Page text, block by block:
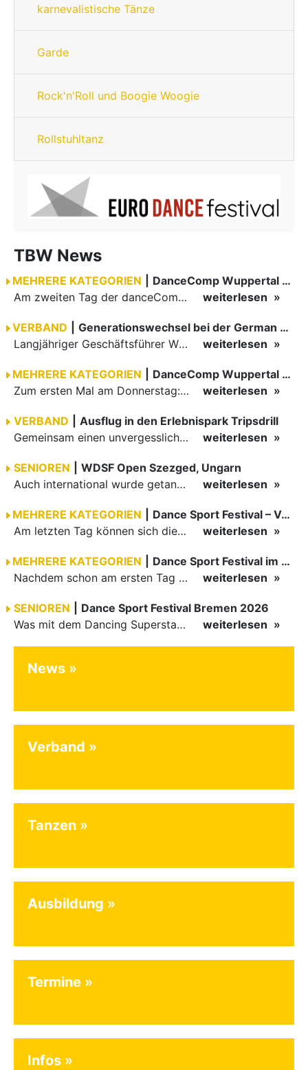
karnevalistische Tänze
Garde
Rock'n'Roll und Boogie Woogie
Rollstuhltanz
TBW News
MEHRERE KATEGORIEN
DanceComp Wuppertal 2026
Am zweiten Tag der danceComp starteten die Turniere im großen Saal. Den Auftakt machte das größte Feld des Wochenendes: Im WDSF Open Senior III Standard gingen 141 Paare aufs Parkett.
weiterlesen
VERBAND
Generationswechsel bei der German Open Championships…
Langjähriger Geschäftsführer Wilfried Scheible übergibt Verantwortung an Stephen Harnisch und Bernd Roßnagel Stuttgart, den 30. Juni 2026.
weiterlesen
MEHRERE KATEGORIEN
DanceComp Wuppertal 2026
Zum ersten Mal am Donnerstag: erster Tag der danceComp
weiterlesen
VERBAND
Ausflug in den Erlebnispark Tripsdrill
Gemeinsam einen unvergesslichen Tag erleben
weiterlesen
SENIOREN
WDSF Open Szezged, Ungarn
Auch international wurde getanzt in Ungarn am vergangenen Wochenende
weiterlesen
MEHRERE KATEGORIEN
Dance Sport Festival – Volles Haus
Am letzten Tag können sich die Besucher des Dance Sport Festivals erneut auf internationale Festivalatmosphäre freuen. Die knapp 1200 Aktiven vertreten mit Deutschland 43 Nationen. Mit Paaren aus 15…
weiterlesen
MEHRERE KATEGORIEN
Dance Sport Festival im WM-Fieber
Nachdem schon am ersten Tag zumindest im Hansesaal WM-Stimmung vom Feinsten herrschte, werden am Samstag nicht nur Tänzerinnen und Tänzer der Junioren die Stimmung ordentlich anheizen. Es erwartet alle -…
weiterlesen
SENIOREN
Dance Sport Festival Bremen 2026
Was mit dem Dancing Superstar Festival begann, ist inzwischen mit dem Dance Sport Festival Bremen zu einer festen Institution geworden. Zum fünften Mal treffen sich Paare, Funktionäre und Gäste zu diesem…
weiterlesen
News
Verband
Tanzen
Ausbildung
Termine
Infos